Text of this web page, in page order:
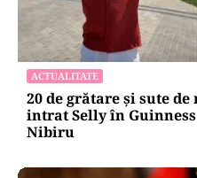
ACTUALITATE
20 de grătare și sute
intrat Selly în
Nibiru